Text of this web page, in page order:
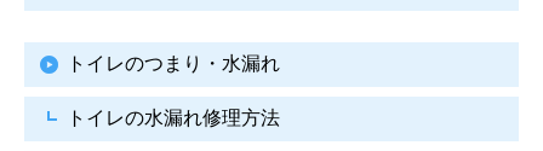
トイレのつまり・水漏れ
トイレの水漏れ修理方法